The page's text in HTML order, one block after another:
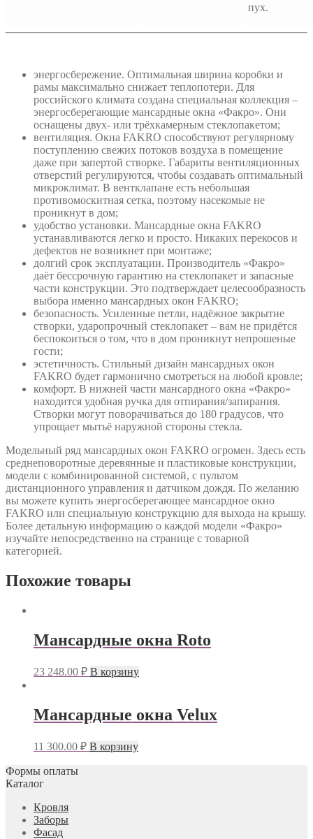
пух.
энергосбережение. Оптимальная ширина коробки и
рамы максимально снижает теплопотери. Для
российского климата создана специальная коллекция –
энергосберегающие мансардные окна «Факро». Они
оснащены двух- или трёхкамерным стеклопакетом;
вентиляция. Окна FAKRO способствуют регулярному
поступлению свежих потоков воздуха в помещение
даже при запертой створке. Габариты вентиляционных
отверстий регулируются, чтобы создавать оптимальный
микроклимат. В вентклапане есть небольшая
противомоскитная сетка, поэтому насекомые не
проникнут в дом;
удобство установки. Мансардные окна FAKRO
устанавливаются легко и просто. Никаких перекосов и
дефектов не возникнет при монтаже;
долгий срок эксплуатации. Производитель «Факро»
даёт бессрочную гарантию на стеклопакет и запасные
части конструкции. Это подтверждает целесообразность
выбора именно мансардных окон FAKRO;
безопасность. Усиленные петли, надёжное закрытие
створки, ударопрочный стеклопакет – вам не придётся
беспокоиться о том, что в дом проникнут непрошеные
гости;
эстетичность. Стильный дизайн мансардных окон
FAKRO будет гармонично смотреться на любой кровле;
комфорт. В нижней части мансардного окна «Факро»
находится удобная ручка для отпирания/запирания.
Створки могут поворачиваться до 180 градусов, что
упрощает мытьё наружной стороны стекла.
Модельный ряд мансардных окон FAKRO огромен. Здесь есть
среднеповоротные деревянные и пластиковые конструкции,
модели с комбинированной системой, с пультом
дистанционного управления и датчиком дождя. По желанию
вы можете купить энергосберегающее мансардное окно
FAKRO или специальную конструкцию для выхода на крышу.
Более детальную информацию о каждой модели «Факро»
изучайте непосредственно на странице с товарной
категорией.
Похожие товары
Мансардные окна Roto
23 248.00 ₽ В корзину
Мансардные окна Velux
11 300.00 ₽ В корзину
Формы оплаты
Каталог
Кровля
Заборы
Фасад